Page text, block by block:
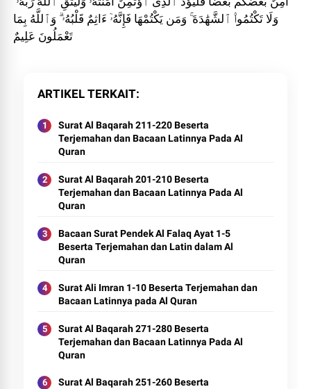
وَلَا تَكْتُمُوا۟ ٱلشَّهَٰدَةَ ۚ وَمَن يَكْتُمْهَا فَإِنَّهُۥٓ ءَاثِمٌ قَلْبُهُۥ ۗ وَٱللَّهُ بِمَا
تَعْمَلُونَ عَلِيمٌ
ARTIKEL TERKAIT
Surat Al Baqarah 211-220 Beserta
Terjemahan dan Bacaan Latinnya Pada Al
Quran
Surat Al Baqarah 201-210 Beserta
Terjemahan dan Bacaan Latinnya Pada Al
Quran
Bacaan Surat Pendek Al Falaq Ayat 1-5
Beserta Terjemahan dan Latin dalam Al
Quran
Surat Ali Imran 1-10 Beserta Terjemahan dan
Bacaan Latinnya pada Al Quran
Surat Al Baqarah 271-280 Beserta
Terjemahan dan Bacaan Latinnya Pada Al
Quran
Surat Al Baqarah 251-260 Beserta